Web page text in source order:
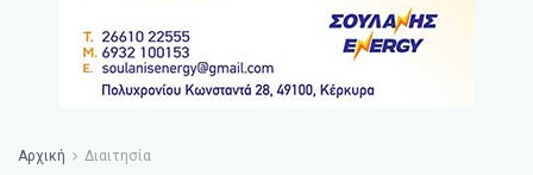
Αρχική Διαιτησία